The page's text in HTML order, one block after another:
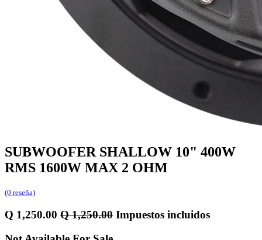
SUBWOOFER SHALLOW 10" 400W
RMS 1600W MAX 2 OHM
(0 reseña)
Q 1,250.00 Q1,250.00 Impuestos incluidos